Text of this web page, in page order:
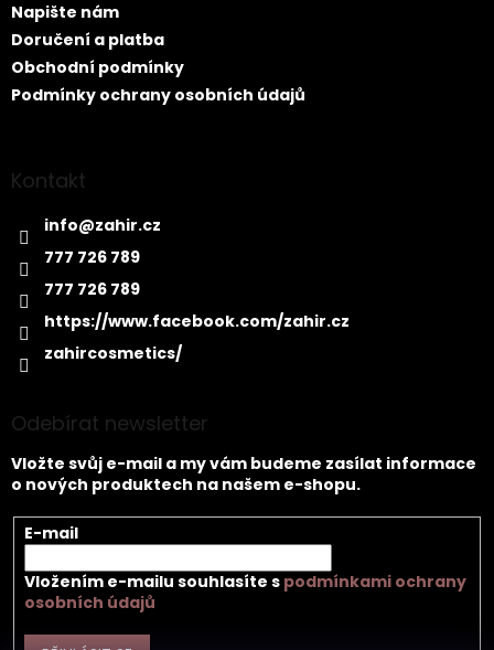
Napište nám
Doručení a platba
Obchodní podmínky
Podmínky ochrany osobních údajů
Kontakt
info@zahir.cz
777 726 789
777 726 789
https://www.facebook.com/zahir.cz
zahircosmetics/
Odebírat newsletter
Vložte svůj e-mail a my vám budeme zasílat informace
o nových produktech na našem e-shopu.
E-mail
Vložením e-mailu souhlasíte s podmínkami ochrany
osobních údajů